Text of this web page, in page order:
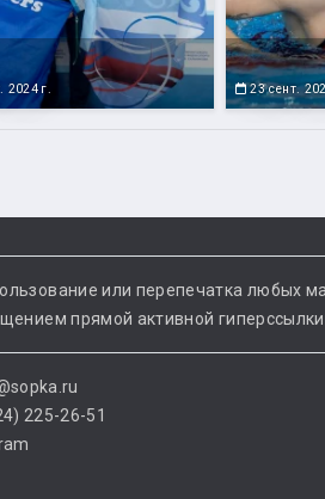
2024 г. 23 сент.
или перепечатка любых
прямой активной
225-26-51